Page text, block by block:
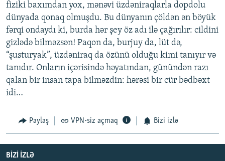
fiziki baxımdan yox, mənəvi üzdəniraqlarla dopdolu
dünyada qonaq olmuşdu. Bu dünyanın çöldən ən böyük
fərqi ondaydı ki, burda hər şey öz adı ilə çağırılır: cildini
gizlədə bilməzsən! Paqon da, burjuy da, lüt də,
“şusturyak”, üzdəniraq da özünü olduğu kimi tanıyır və
tanıdır. Onların içərisində həyatından, günündən razı
qalan bir insan tapa bilməzdin: hərəsi bir cür bədbəxt
idi…
Paylaş VPN-siz açmaq Bizi izlə
BIZI IZLƏ